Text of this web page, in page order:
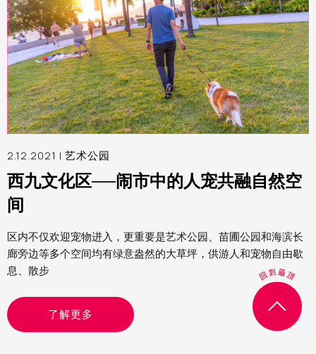
2.12.2021 | 艺术公园
西九文化区──闹市中的人宠共融自然空
间
区内不仅欢迎宠物进入，更重要是艺术公园、苗圃公园和海滨长
廊旁边等多个空间均有绿意盎然的大草坪，供游人和宠物自由歇
息、散步
了解更多